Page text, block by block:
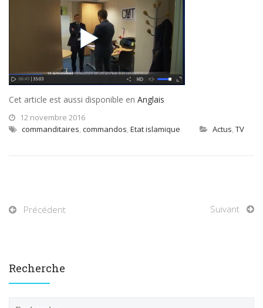
Cet article est aussi disponible en Anglais
12 novembre 2016
commanditaires, commandos, Etat islamique Actus, TV
Précédent Suivant
Recherche